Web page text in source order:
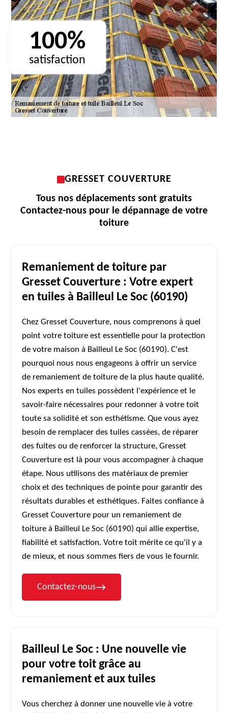
100%
satisfaction
GRESSET COUVERTURE
Tous nos déplacements sont gratuits
Contactez-nous pour le dépannage de votre
toiture
Remaniement de toiture par
Gresset Couverture : Votre expert
en tuiles à Bailleul Le Soc (60190)
Chez Gresset Couverture, nous comprenons à quel
point votre toiture est essentielle pour la protection
de votre maison à Bailleul Le Soc (60190). C'est
pourquoi nous nous engageons à offrir un service
de remaniement de toiture de la plus haute qualité.
Nos experts en tuiles possèdent l'expérience et le
savoir-faire nécessaires pour redonner à votre toit
toute sa solidité et son esthétisme. Que vous ayez
besoin de remplacer des tuiles cassées, de réparer
des fuites ou de renforcer la structure, Gresset
Couverture est là pour vous accompagner à chaque
étape. Nous utilisons des matériaux de premier
choix et des techniques de pointe pour garantir des
résultats durables et esthétiques. Faites confiance à
Gresset Couverture pour un remaniement de
toiture à Bailleul Le Soc (60190) qui allie expertise,
fiabilité et satisfaction. Votre toit mérite ce qu'il y a
de mieux, et nous sommes fiers de vous le fournir.
Contactez-nous
Bailleul Le Soc : Une nouvelle vie
pour votre toit grâce au
remaniement et aux tuiles
Vous cherchez à donner une nouvelle vie à votre